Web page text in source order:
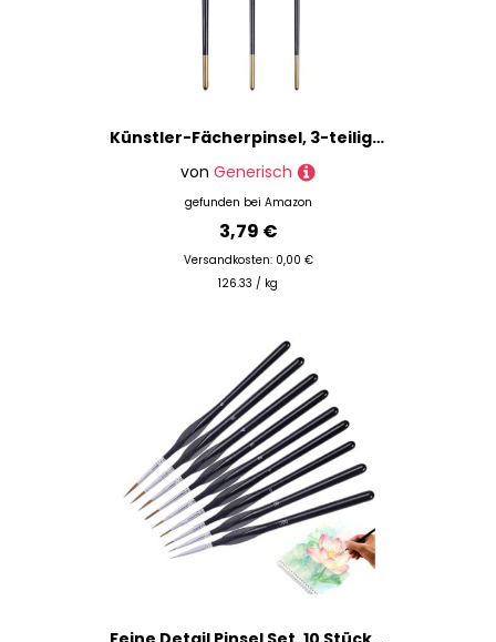
Künstler-Fächerpinsel, 3-teiliges weiches Nylon-Haarfarben-Pinsel-Set für Acryl-, Aquarellmalerei, Kunstbedarf, geschickt verarbeitet
von Generisch
gefunden bei Amazon
3,79 €
Versandkosten: 0,00 €
126.33 / kg